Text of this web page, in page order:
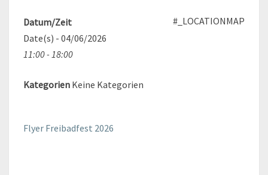
#_LOCATIONMAP
Datum/Zeit
Date(s) - 04/06/2026
11:00 - 18:00
Kategorien Keine Kategorien
Flyer Freibadfest 2026